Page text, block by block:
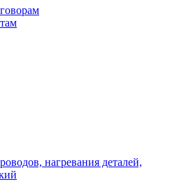
нагревания деталей,